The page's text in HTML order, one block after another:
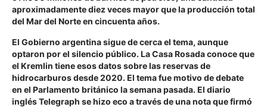
aproximadamente diez veces mayor que la producción total
del Mar del Norte en cincuenta años.
El Gobierno argentina sigue de cerca el tema, aunque
optaron por el silencio público. La Casa Rosada conoce que
el Kremlin tiene esos datos sobre las reservas de
hidrocarburos desde 2020. El tema fue motivo de debate
en el Parlamento británico la semana pasada. El diario
inglés Telegraph se hizo eco a través de una nota que firmó